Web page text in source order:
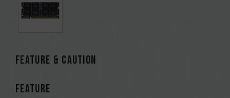
FEATURE & CAUTION
FEATURE